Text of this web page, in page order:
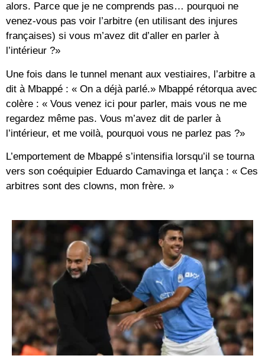
alors. Parce que je ne comprends pas… pourquoi ne
venez-vous pas voir l’arbitre (en utilisant des injures
françaises) si vous m’avez dit d’aller en parler à
l’intérieur ?»
Une fois dans le tunnel menant aux vestiaires, l’arbitre a
dit à Mbappé : « On a déjà parlé.» Mbappé rétorqua avec
colère : « Vous venez ici pour parler, mais vous ne me
regardez même pas. Vous m’avez dit de parler à
l’intérieur, et me voilà, pourquoi vous ne parlez pas ?»
L’emportement de Mbappé s’intensifia lorsqu’il se tourna
vers son coéquipier Eduardo Camavinga et lança : « Ces
arbitres sont des clowns, mon frère. »